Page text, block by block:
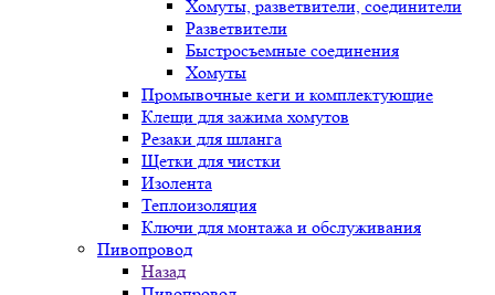
Хомуты, разветвители, соединители
Разветвители
Быстросъемные соединения
Хомуты
Промывочные кеги и комплектующие
Клещи для зажима хомутов
Резаки для шланга
Щетки для чистки
Изолента
Теплоизоляция
Ключи для монтажа и обслуживания
Пивопровод
Назад